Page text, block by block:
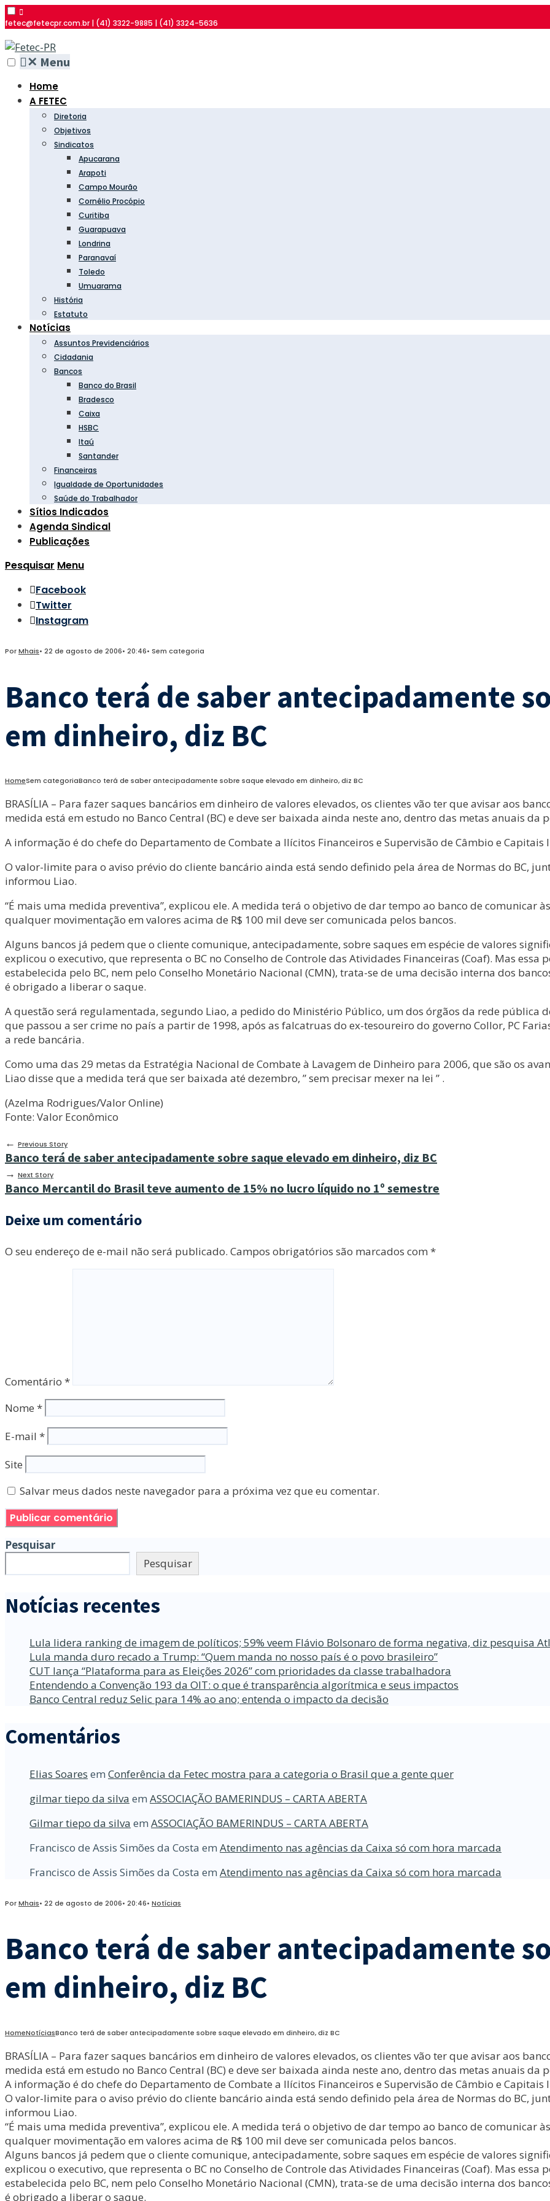
fetec@fetecpr.com.br | (41) 3322-9885 | (41) 3324-5636
✕ Menu
Home
A FETEC
Diretoria
Objetivos
Sindicatos
Apucarana
Arapoti
Campo Mourão
Cornélio Procópio
Curitiba
Guarapuava
Londrina
Paranavaí
Toledo
Umuarama
História
Estatuto
Notícias
Assuntos Previdenciários
Cidadania
Bancos
Banco do Brasil
Bradesco
Caixa
HSBC
Itaú
Santander
Financeiras
Igualdade de Oportunidades
Saúde do Trabalhador
Sítios Indicados
Agenda Sindical
Publicações
Pesquisar Menu
Facebook
Twitter
Instagram
PorMhais• 22 de agosto de 2006• 20:46• Sem categoria
Banco terá de saber antecipadamente
em dinheiro, diz BC
HomeSem categoriaBanco terá de saber antecipadamente sobre saque elevado em dinheiro, diz BC
BRASÍLIA – Para fazer saques bancários em dinheiro de valores elevados, os clientes vão ter que avisar aos
medida está em estudo no Banco Central (BC) e deve ser baixada ainda neste ano, dentro das metas anuais
A informação é do chefe do Departamento de Combate a Ilícitos Financeiros e Supervisão de Câmbio e Capitais
O valor-limite para o aviso prévio do cliente bancário ainda está sendo definido pela área de Normas do BC,
informou Liao.
“É mais uma medida preventiva”, explicou ele. A medida terá o objetivo de dar tempo ao banco de comunicar
qualquer movimentação em valores acima de R$ 100 mil deve ser comunicada pelos bancos.
Alguns bancos já pedem que o cliente comunique, antecipadamente, sobre saques em espécie de valores
explicou o executivo, que representa o BC no Conselho de Controle das Atividades Financeiras (Coaf). Mas
estabelecida pelo BC, nem pelo Conselho Monetário Nacional (CMN), trata-se de uma decisão interna dos
é obrigado a liberar o saque.
A questão será regulamentada, segundo Liao, a pedido do Ministério Público, um dos órgãos da rede pública
que passou a ser crime no país a partir de 1998, após as falcatruas do ex-tesoureiro do governo Collor, PC
a rede bancária.
Como uma das 29 metas da Estratégia Nacional de Combate à Lavagem de Dinheiro para 2006, que são os
Liao disse que a medida terá que ser baixada até dezembro, ” sem precisar mexer na lei ” .
(Azelma Rodrigues/Valor Online)
Fonte: Valor Econômico
← Previous Story
Banco terá de saber antecipadamente sobre saque elevado em dinheiro, diz BC
→ Next Story
Banco Mercantil do Brasil teve aumento de 15% no lucro líquido no 1º semestre
Deixe um comentário
O seu endereço de e-mail não será publicado. Campos obrigatórios são marcados com *
Comentário *
Nome *
E-mail *
Site
Salvar meus dados neste navegador para a próxima vez que eu comentar.
Pesquisar
Pesquisar
Notícias recentes
Lula lidera ranking de imagem de políticos; 59% veem Flávio Bolsonaro de forma negativa, diz pesquisa
Lula manda duro recado a Trump: “Quem manda no nosso país é o povo brasileiro”
CUT lança “Plataforma para as Eleições 2026” com prioridades da classe trabalhadora
Entendendo a Convenção 193 da OIT: o que é transparência algorítmica e seus impactos
Banco Central reduz Selic para 14% ao ano; entenda o impacto da decisão
Comentários
Elias Soares em Conferência da Fetec mostra para a categoria o Brasil que a gente quer
gilmar tiepo da silva em ASSOCIAÇÃO BAMERINDUS – CARTA ABERTA
Gilmar tiepo da silva em ASSOCIAÇÃO BAMERINDUS – CARTA ABERTA
Francisco de Assis Simões da Costa em Atendimento nas agências da Caixa só com hora marcada
Francisco de Assis Simões da Costa em Atendimento nas agências da Caixa só com hora marcada
PorMhais• 22 de agosto de 2006• 20:46• Notícias
Banco terá de saber antecipadamente
em dinheiro, diz BC
HomeNotíciasBanco terá de saber antecipadamente sobre saque elevado em dinheiro, diz BC
BRASÍLIA – Para fazer saques bancários em dinheiro de valores elevados, os clientes vão ter que avisar aos
medida está em estudo no Banco Central (BC) e deve ser baixada ainda neste ano, dentro das metas anuais
A informação é do chefe do Departamento de Combate a Ilícitos Financeiros e Supervisão de Câmbio e Capitais
O valor-limite para o aviso prévio do cliente bancário ainda está sendo definido pela área de Normas do BC,
informou Liao.
“É mais uma medida preventiva”, explicou ele. A medida terá o objetivo de dar tempo ao banco de comunicar
qualquer movimentação em valores acima de R$ 100 mil deve ser comunicada pelos bancos.
Alguns bancos já pedem que o cliente comunique, antecipadamente, sobre saques em espécie de valores
explicou o executivo, que representa o BC no Conselho de Controle das Atividades Financeiras (Coaf). Mas
estabelecida pelo BC, nem pelo Conselho Monetário Nacional (CMN), trata-se de uma decisão interna dos
é obrigado a liberar o saque.